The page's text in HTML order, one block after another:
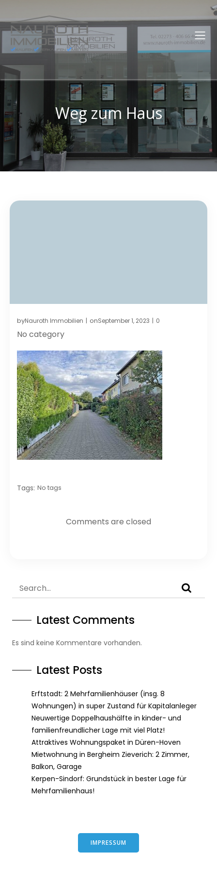
Weg zum Haus
byNauroth Immobilien | onSeptember 1, 2023 | 0
No category
Tags: No tags
Comments are closed
Latest Comments
Es sind keine Kommentare vorhanden.
Latest Posts
Erftstadt: 2 Mehrfamilienhäuser (insg. 8
Wohnungen) in super Zustand für Kapitalanleger
Neuwertige Doppelhaushälfte in kinder- und
familienfreundlicher Lage mit viel Platz!
Attraktives Wohnungspaket in Düren-Hoven
Mietwohnung in Bergheim Zieverich: 2 Zimmer,
Balkon, Garage
Kerpen-Sindorf: Grundstück in bester Lage für
Mehrfamilienhaus!
IMPRESSUM